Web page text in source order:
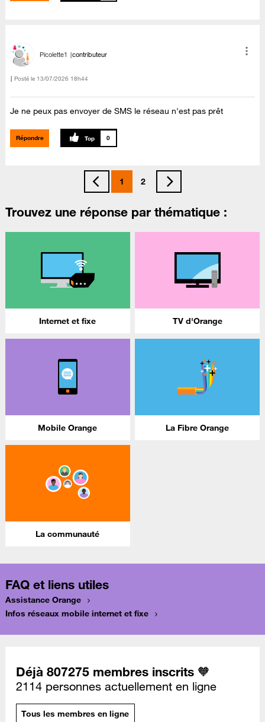
Picolette1 contributeur
Posté le ‎13/07/2026 18h44
Je ne peux pas envoyer de SMS le réseau n'est pas prêt
Répondre 0
1 2
Trouvez une réponse par thématique :
Internet et fixe TV d'Orange
Mobile Orange La Fibre Orange
La communauté
FAQ et liens utiles
Assistance Orange
Infos réseaux mobile internet et fixe
Déjà 807275 membres inscrits 🧡
2114 personnes actuellement en ligne
Tous les membres en ligne